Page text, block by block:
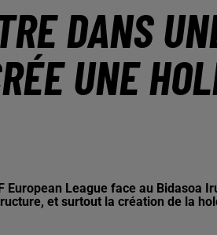
DANS
UNE
League face au Bidasoa
et surtout la création de la